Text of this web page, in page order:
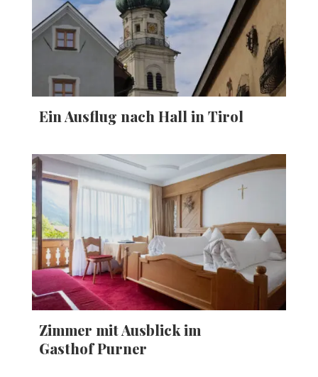
Ein Ausflug nach Hall in Tirol
Zimmer mit Ausblick im
Gasthof Purner